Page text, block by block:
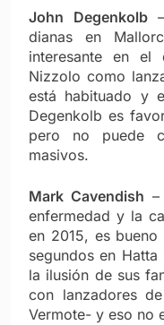
John Degenkolb–
dianas en
interesante en el
Nizzolo como
está habituado y
Degenkolb es
pero no puede
masivos.
Mark Cavendish
enfermedad y la
en 2015, es
segundos en
la ilusión de sus
con lanzadores
Vermote- y eso no